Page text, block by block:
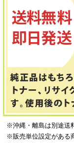
※沖縄・離島は別途送
※販売単位設定がある